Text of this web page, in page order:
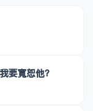
要寬恕他？